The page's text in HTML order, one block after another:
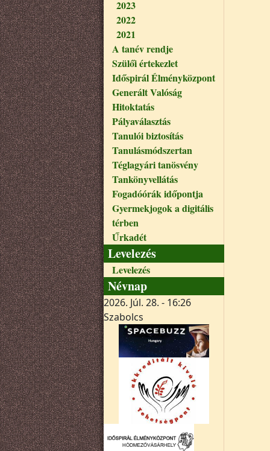
2023
2022
2021
A tanév rendje
Szülői értekezlet
Időspirál Élményközpont
Generált Valóság
Hitoktatás
Pályaválasztás
Tanulói biztosítás
Tanulásmódszertan
Téglagyári tanösvény
Tankönyvellátás
Fogadóórák időpontja
Gyermekjogok a digitális
térben
Űrkadét
Levelezés
Levelezés
Névnap
2026. Júl. 28. - 16:26
Szabolcs